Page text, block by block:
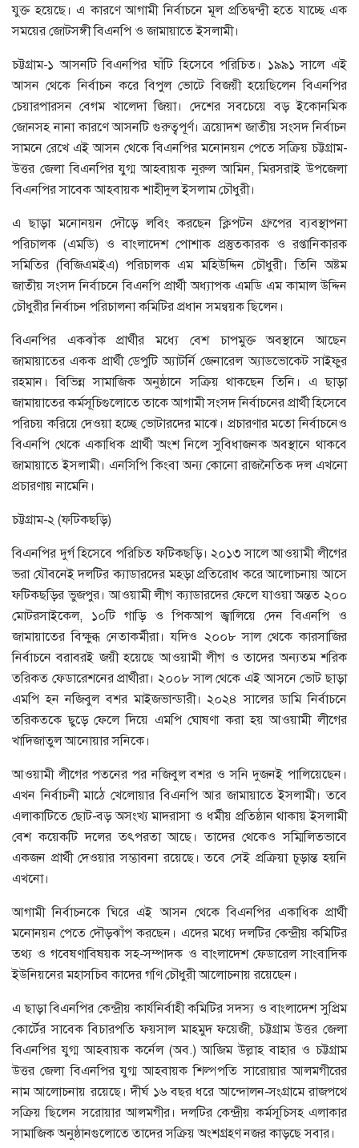
যুক্ত হয়েছে। এ কারণে আগামী নির্বাচনে মূল প্রতিদ্বন্দ্বী হতে যাচ্ছে এক
সময়ের জোটসঙ্গী বিএনপি ও জামায়াতে ইসলামী।
চট্টগ্রাম-১ আসনটি বিএনপির ঘাঁটি হিসেবে পরিচিত। ১৯৯১ সালে এই
আসন থেকে নির্বাচন করে বিপুল ভোটে বিজয়ী হয়েছিলেন বিএনপির
চেয়ারপারসন বেগম খালেদা জিয়া। দেশের সবচেয়ে বড় ইকোনমিক
জোনসহ নানা কারণে আসনটি গুরুত্বপূর্ণ। ত্রয়োদশ জাতীয় সংসদ নির্বাচন
সামনে রেখে এই আসন থেকে বিএনপির মনোনয়ন পেতে সক্রিয় চট্টগ্রাম-
উত্তর জেলা বিএনপির যুগ্ম আহবায়ক নুরুল আমিন, মিরসরাই উপজেলা
বিএনপির সাবেক আহবায়ক শাহীদুল ইসলাম চৌধুরী।
এ ছাড়া মনোনয়ন দৌড়ে লবিং করছেন ক্লিপটন গ্রুপের ব্যবস্থাপনা
পরিচালক (এমডি) ও বাংলাদেশ পোশাক প্রস্তুতকারক ও রপ্তানিকারক
সমিতির (বিজিএমইএ) পরিচালক এম মহিউদ্দিন চৌধুরী। তিনি অষ্টম
জাতীয় সংসদ নির্বাচনে বিএনপি প্রার্থী অধ্যাপক এমডি এম কামাল উদ্দিন
চৌধুরীর নির্বাচন পরিচালনা কমিটির প্রধান সমন্বয়ক ছিলেন।
বিএনপির একঝাঁক প্রার্থীর মধ্যে বেশ চাপমুক্ত অবস্থানে আছেন
জামায়াতের একক প্রার্থী ডেপুটি অ্যাটর্নি জেনারেল অ্যাডভোকেট সাইফুর
রহমান। বিভিন্ন সামাজিক অনুষ্ঠানে সক্রিয় থাকছেন তিনি। এ ছাড়া
জামায়াতের কর্মসূচিগুলোতে তাকে আগামী সংসদ নির্বাচনের প্রার্থী হিসেবে
পরিচয় করিয়ে দেওয়া হচ্ছে ভোটারদের মাঝে। প্রচারণার মতো নির্বাচনেও
বিএনপি থেকে একাধিক প্রার্থী অংশ নিলে সুবিধাজনক অবস্থানে থাকবে
জামায়াতে ইসলামী। এনসিপি কিংবা অন্য কোনো রাজনৈতিক দল এখনো
প্রচারণায় নামেনি।
চট্টগ্রাম-২ (ফটিকছড়ি)
বিএনপির দুর্গ হিসেবে পরিচিত ফটিকছড়ি। ২০১৩ সালে আওয়ামী লীগের
ভরা যৌবনেই দলটির ক্যাডারদের মহড়া প্রতিরোধ করে আলোচনায় আসে
ফটিকছড়ির ভুজপুর। আওয়ামী লীগ ক্যাডারদের ফেলে যাওয়া অন্তত ২০০
মোটরসাইকেল, ১০টি গাড়ি ও পিকআপ জ্বালিয়ে দেন বিএনপি ও
জামায়াতের বিক্ষুব্ধ নেতাকর্মীরা। যদিও ২০০৮ সাল থেকে কারসাজির
নির্বাচনে বরাবরই জয়ী হয়েছে আওয়ামী লীগ ও তাদের অন্যতম শরিক
তরিকত ফেডারেশনের প্রার্থীরা। ২০০৮ সাল থেকে এই আসনে ভোট ছাড়া
এমপি হন নজিবুল বশর মাইজভান্ডারী। ২০২৪ সালের ডামি নির্বাচনে
তরিকতকে ছুড়ে ফেলে দিয়ে এমপি ঘোষণা করা হয় আওয়ামী লীগের
খাদিজাতুল আনোয়ার সনিকে।
আওয়ামী লীগের পতনের পর নজিবুল বশর ও সনি দুজনই পালিয়েছেন।
এখন নির্বাচনী মাঠে খেলোয়ার বিএনপি আর জামায়াতে ইসলামী। তবে
এলাকাটিতে ছোট-বড় অসংখ্য মাদরাসা ও ধর্মীয় প্রতিষ্ঠান থাকায় ইসলামী
বেশ কয়েকটি দলের তৎপরতা আছে। তাদের থেকেও সম্মিলিতভাবে
একজন প্রার্থী দেওয়ার সম্ভাবনা রয়েছে। তবে সেই প্রক্রিয়া চূড়ান্ত হয়নি
এখনো।
আগামী নির্বাচনকে ঘিরে এই আসন থেকে বিএনপির একাধিক প্রার্থী
মনোনয়ন পেতে দৌড়ঝাঁপ করছেন। এদের মধ্যে দলটির কেন্দ্রীয় কমিটির
তথ্য ও গবেষণাবিষয়ক সহ-সম্পাদক ও বাংলাদেশ ফেডারেল সাংবাদিক
ইউনিয়নের মহাসচিব কাদের গণি চৌধুরী আলোচনায় রয়েছেন।
এ ছাড়া বিএনপির কেন্দ্রীয় কার্যনির্বাহী কমিটির সদস্য ও বাংলাদেশ সুপ্রিম
কোর্টের সাবেক বিচারপতি ফয়সাল মাহমুদ ফয়েজী, চট্টগ্রাম উত্তর জেলা
বিএনপির যুগ্ম আহবায়ক কর্নেল (অব.) আজিম উল্লাহ বাহার ও চট্টগ্রাম
উত্তর জেলা বিএনপির যুগ্ম আহবায়ক শিল্পপতি সারোয়ার আলমগীরের
নাম আলোচনায় রয়েছে। দীর্ঘ ১৬ বছর ধরে আন্দোলন-সংগ্রামে রাজপথে
সক্রিয় ছিলেন সরোয়ার আলমগীর। দলটির কেন্দ্রীয় কর্মসূচিসহ এলাকার
সামাজিক অনুষ্ঠানগুলোতে তাদের সক্রিয় অংশগ্রহণ নজর কাড়ছে সবার।